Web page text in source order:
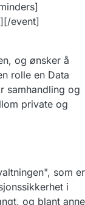
event]
og ønsker å
rolle en Data
samhandling og
private og
som er
i
og blant